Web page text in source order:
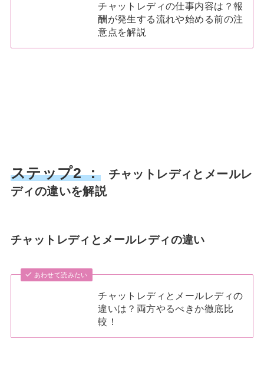
チャットレディの仕事内容は？報
酬が発生する流れや始める前の注
意点を解説
ステップ2 ：チャットレディとメールレ
ディの違いを解説
チャットレディとメールレディの違い
あわせて読みたい
チャットレディとメールレディの
違いは？両方やるべきか徹底比
較！